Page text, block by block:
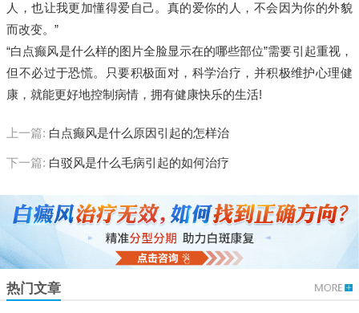
人，也让我更加懂得爱自己。真的爱你的人，不会因为你的外貌
而改变。”
“白点癫风是什么样的图片全脸显示在的哪些部位”需要引起重视，
但不必过于恐慌。只要积极面对，科学治疗，并积极维护心理健
康，就能更好地控制病情，拥有健康快乐的生活!
上一篇: 白点癫风是什么原因引起的怎样治
下一篇: 白驳风是什么毛病引起的如何治疗
热门文章